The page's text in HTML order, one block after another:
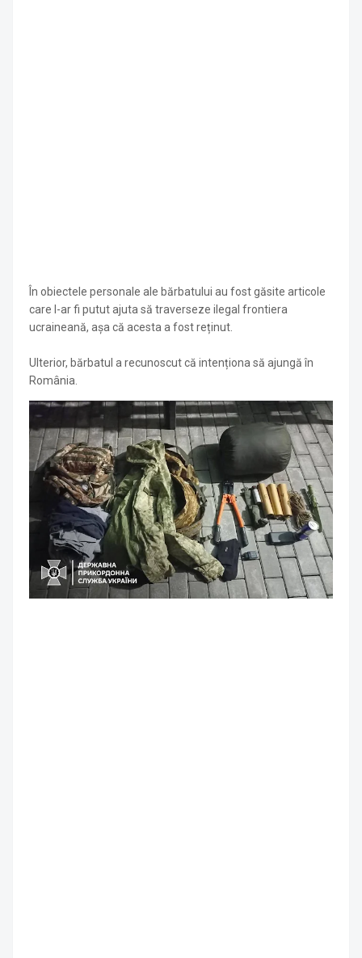
În obiectele personale ale bărbatului au fost găsite articole
care l-ar fi putut ajuta să traverseze ilegal frontiera
ucraineană, așa că acesta a fost reținut.
Ulterior, bărbatul a recunoscut că intenționa să ajungă în
România.